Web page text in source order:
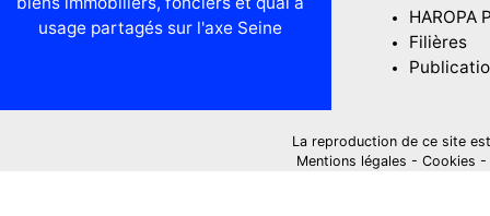
usage partagés sur l'axe Seine
HAROPA
Filières
La reproduction de ce site
Mentions légales - Cookies -